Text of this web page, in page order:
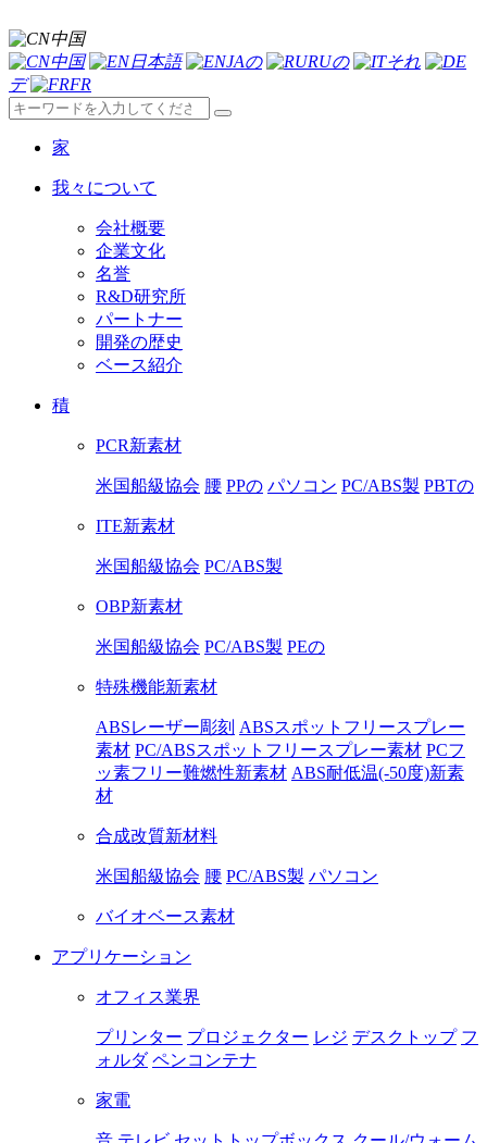
中国
中国
日本語 JAの RUの
それ
デ
FR
家
我々について
会社概要
企業文化
名誉
R&D研究所
パートナー
開発の歴史
ベース紹介
積
PCR新素材
米国船級協会 腰 PPの パソコン PC/ABS製 PBTの
ITE新素材
米国船級協会 PC/ABS製
OBP新素材
米国船級協会 PC/ABS製 PEの
特殊機能新素材
ABSレーザー彫刻 ABSスポットフリースプレー
素材 PC/ABSスポットフリースプレー素材 PCフ
ッ素フリー難燃性新素材 ABS耐低温(-50度)新素
材
合成改質新材料
米国船級協会 腰 PC/ABS製 パソコン
バイオベース素材
アプリケーション
オフィス業界
プリンター プロジェクター レジ デスクトップ フ
ォルダ ペンコンテナ
家電